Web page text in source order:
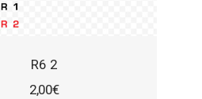
R6 2
2,00€